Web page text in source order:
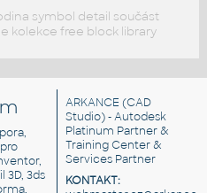
symbol detail součást
kolekce free block library
3D, 3ds
ARKANCE (CAD
Studio) - Autodesk
Platinum Partner &
Training Center &
Services Partner
KONTAKT: